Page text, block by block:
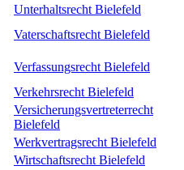
Unterhaltsrecht Bielefeld
Vaterschaftsrecht Bielefeld
Verfassungsrecht Bielefeld
Verkehrsrecht Bielefeld
Versicherungsvertreterrecht
Bielefeld
Werkvertragsrecht Bielefeld
Wirtschaftsrecht Bielefeld